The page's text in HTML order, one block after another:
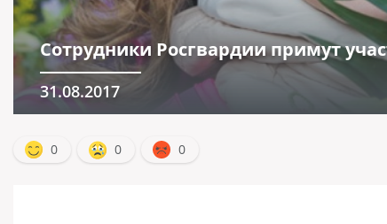
Сотрудники Росгвардии примут
31.08.2017
0 0 0